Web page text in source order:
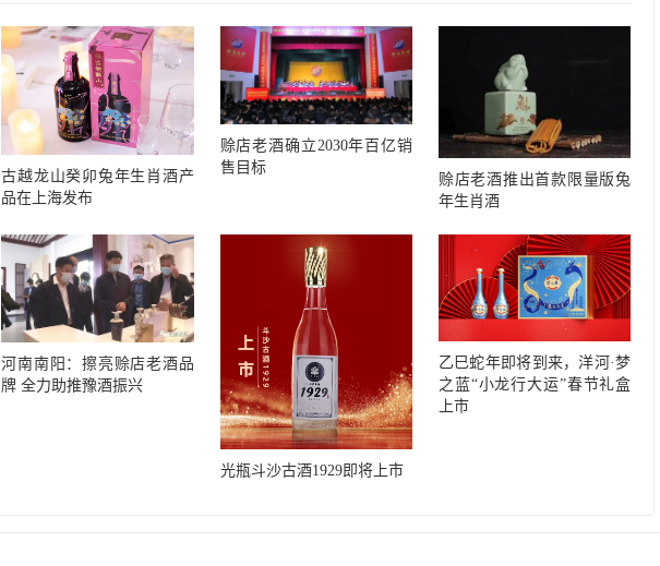
古越龙山癸卯兔年生肖酒产
品在上海发布
赊店老酒确立2030年百亿销
售目标
赊店老酒推出首款限量版兔
年生肖酒
河南南阳：擦亮赊店老酒品
牌 全力助推豫酒振兴
光瓶斗沙古酒1929即将上市
乙巳蛇年即将到来，洋河·梦
之蓝“小龙行大运”春节礼盒
上市